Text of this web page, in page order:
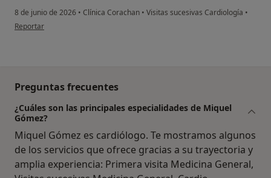
8 de junio de 2026 • Clínica Corachan • Visitas sucesivas Cardiología •
en opinión del usuario JRB
Reportar
Preguntas frecuentes
¿Cuáles son las principales especialidades de Miquel
Gómez?
Miquel Gómez es cardiólogo. Te mostramos algunos
de los servicios que ofrece gracias a su trayectoria y
amplia experiencia: Primera visita Medicina General,